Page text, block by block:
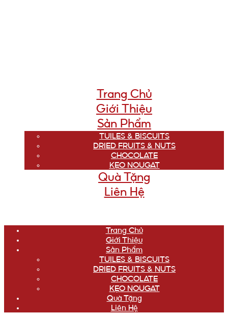
Trang Chủ
Giới Thiệu
Sản Phẩm
TUILES & BISCUITS
DRIED FRUITS & NUTS
CHOCOLATE
KẸO NOUGAT
Quà Tặng
Liên Hệ
Trang Chủ
Giới Thiệu
Sản Phẩm
TUILES & BISCUITS
DRIED FRUITS & NUTS
CHOCOLATE
KẸO NOUGAT
Quà Tặng
Liên Hệ